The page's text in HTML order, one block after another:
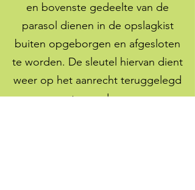
en bovenste gedeelte van de
parasol dienen in de opslagkist
buiten opgeborgen en afgesloten
te worden. De sleutel hiervan dient
weer op het aanrecht teruggelegd
te worden.